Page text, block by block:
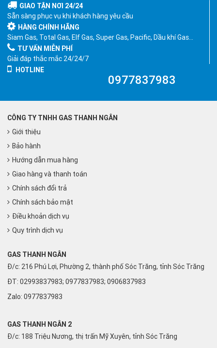
GIAO TẬN NƠI 24/24
Sẵn sàng phục vụ khi khách hàng yêu cầu
HÀNG CHÍNH HÃNG
Siam Gas, Total Gas, Elf Gas, Super Gas, Pacific, Dầu khí Gas…
TƯ VẤN MIỄN PHÍ
Giải đáp thắc mắc 24/24/7
HOTLINE
0977837983
CÔNG TY TNHH GAS THANH NGÂN
Giới thiệu
Bảo hành
Hướng dẫn mua hàng
Giao hàng và thanh toán
Chính sách đổi trả
Chính sách bảo mật
Điều khoản dịch vụ
Quy trình dịch vụ
GAS THANH NGÂN
Đ/c: 216 Phú Lợi, Phường 2, thành phố Sóc Trăng, tỉnh Sóc Trăng
ĐT: 02993837983; 0977837983; 0906837983
Zalo: 0977837983
GAS THANH NGÂN 2
Đ/c: 188 Triệu Nương, thị trấn Mỹ Xuyên, tỉnh Sóc Trăng